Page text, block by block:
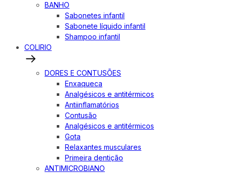
BANHO
Sabonetes infantil
Sabonete líquido infantil
Shampoo infantil
COLIRIO
DORES E CONTUSÕES
Enxaqueca
Analgésicos e antitérmicos
Antiinflamatórios
Contusão
Analgésicos e antitérmicos
Gota
Relaxantes musculares
Primeira dentição
ANTIMICROBIANO